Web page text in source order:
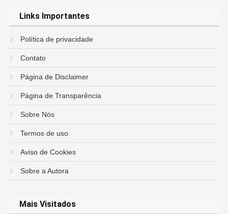
Links Importantes
Política de privacidade
Contato
Página de Disclaimer
Página de Transparência
Sobre Nós
Termos de uso
Aviso de Cookies
Sobre a Autora
Mais Visitados